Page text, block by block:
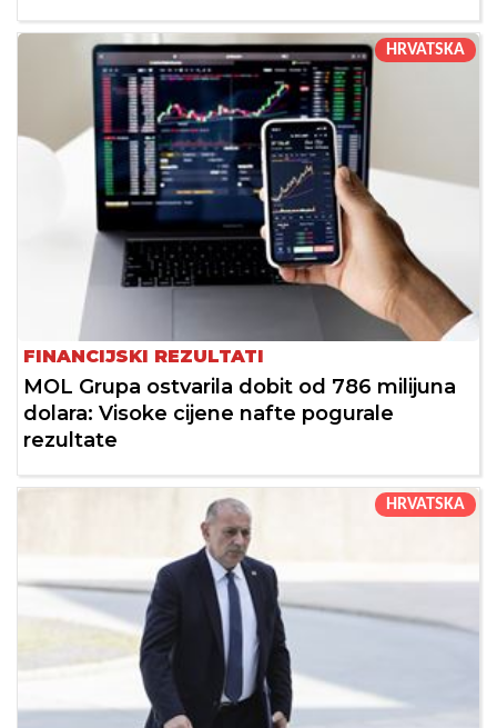
HRVATSKA
FINANCIJSKI REZULTATI
MOL Grupa ostvarila dobit od 786 milijuna
dolara: Visoke cijene nafte pogurale
rezultate
HRVATSKA